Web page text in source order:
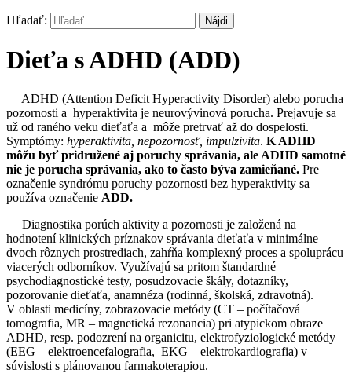
Hľadať:
Dieťa s ADHD (ADD)
ADHD (Attention Deficit Hyperactivity Disorder) alebo porucha
pozornosti a hyperaktivita je neurovývinová porucha. Prejavuje sa
už od raného veku dieťaťa a môže pretrvať až do dospelosti.
Symptómy: hyperaktivita, nepozornosť, impulzivita. K ADHD
môžu byť pridružené aj poruchy správania, ale ADHD samotné
nie je porucha správania, ako to často býva zamieňané. Pre
označenie syndrómu poruchy pozornosti bez hyperaktivity sa
používa označenie ADD.
Diagnostika porúch aktivity a pozornosti je založená na
hodnotení klinických príznakov správania dieťaťa v minimálne
dvoch rôznych prostrediach, zahŕňa komplexný proces a spoluprácu
viacerých odborníkov. Využívajú sa pritom štandardné
psychodiagnostické testy, posudzovacie škály, dotazníky,
pozorovanie dieťaťa, anamnéza (rodinná, školská, zdravotná).
V oblasti medicíny, zobrazovacie metódy (CT – počítačová
tomografia, MR – magnetická rezonancia) pri atypickom obraze
ADHD, resp. podozrení na organicitu, elektrofyziologické metódy
(EEG – elektroencefalografia, EKG – elektrokardiografia) v
súvislosti s plánovanou farmakoterapiou.